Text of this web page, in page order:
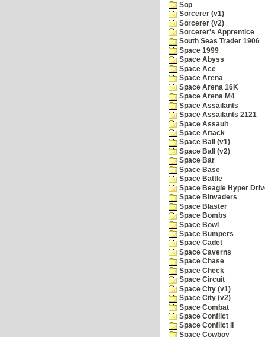
Sop
Sorcerer (v1)
Sorcerer (v2)
Sorcerer's Apprentice
South Seas Trader 1906
Space 1999
Space Abyss
Space Ace
Space Arena
Space Arena 16K
Space Arena M4
Space Assailants
Space Assailants 2121
Space Assault
Space Attack
Space Ball (v1)
Space Ball (v2)
Space Bar
Space Base
Space Battle
Space Beagle Hyper
Space Binvaders
Space Blaster
Space Bombs
Space Bowl
Space Bumpers
Space Cadet
Space Caverns
Space Chase
Space Check
Space Circuit
Space City (v1)
Space City (v2)
Space Combat
Space Conflict
Space Conflict II
Space Cowboy